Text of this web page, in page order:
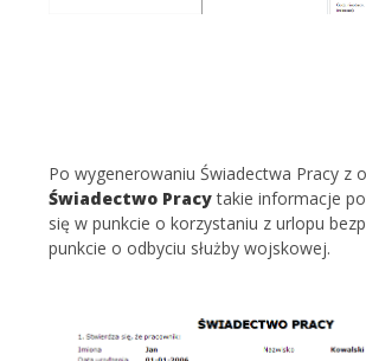
Po wygenerowaniu Świadectwa Pracy z
Świadectwo Pracytakie informacje
się w punkcie o korzystaniu z urlopu
punkcie o odbyciu służby wojskowej.